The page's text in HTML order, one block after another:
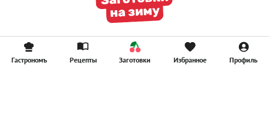
Гастрономъ Рецепты Заготовки Избранное Профиль